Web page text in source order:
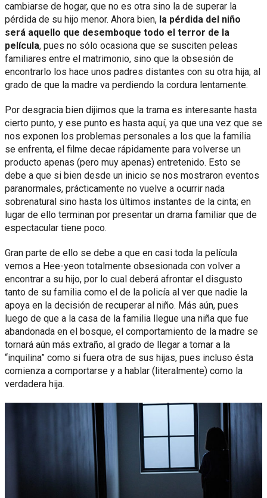
cambiarse de hogar, que no es otra sino la de superar la
pérdida de su hijo menor. Ahora bien, la pérdida del niño
será aquello que desemboque todo el terror de la
película, pues no sólo ocasiona que se susciten peleas
familiares entre el matrimonio, sino que la obsesión de
encontrarlo los hace unos padres distantes con su otra hija; al
grado de que la madre va perdiendo la cordura lentamente.
Por desgracia bien dijimos que la trama es interesante hasta
cierto punto, y ese punto es hasta aquí, ya que una vez que se
nos exponen los problemas personales a los que la familia
se enfrenta, el filme decae rápidamente para volverse un
producto apenas (pero muy apenas) entretenido. Esto se
debe a que si bien desde un inicio se nos mostraron eventos
paranormales, prácticamente no vuelve a ocurrir nada
sobrenatural sino hasta los últimos instantes de la cinta; en
lugar de ello terminan por presentar un drama familiar que de
espectacular tiene poco.
Gran parte de ello se debe a que en casi toda la película
vemos a Hee-yeon totalmente obsesionada con volver a
encontrar a su hijo, por lo cual deberá afrontar el disgusto
tanto de su familia como el de la policía al ver que nadie la
apoya en la decisión de recuperar al niño. Más aún, pues
luego de que a la casa de la familia llegue una niña que fue
abandonada en el bosque, el comportamiento de la madre se
tornará aún más extraño, al grado de llegar a tomar a la
“inquilina” como si fuera otra de sus hijas, pues incluso ésta
comienza a comportarse y a hablar (literalmente) como la
verdadera hija.